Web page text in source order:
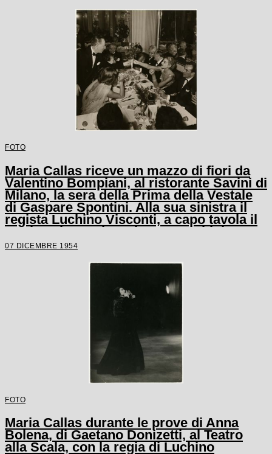
FOTO
Maria Callas riceve un mazzo di fiori da
Valentino Bompiani, al ristorante Savini di
Milano, la sera della Prima della Vestale
di Gaspare Spontini. Alla sua sinistra il
regista Luchino Visconti, a capo tavola il
marito Giovanni Battista Meneghini, a
sinistra del quale è seduto il
Antonio Ghiringhelli
07 DICEMBRE 1954
FOTO
Maria Callas durante le prove di Anna
Bolena, di Gaetano Donizetti, al Teatro
alla Scala, con la regia di Luchino